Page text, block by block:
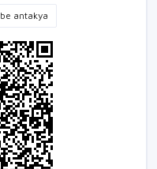
antakya